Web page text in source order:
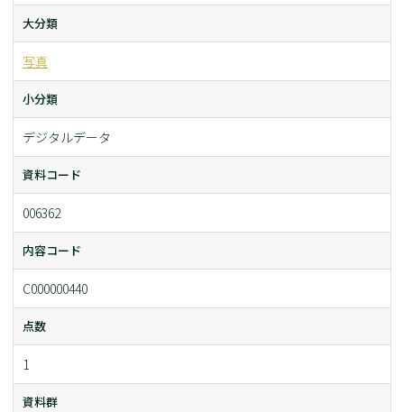
大分類
写真
小分類
デジタルデータ
資料コード
006362
内容コード
C000000440
点数
1
資料群